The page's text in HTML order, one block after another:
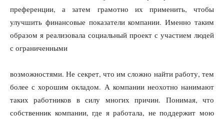
преференции, а затем грамотно их применить, чтобы
улучшить финансовые показатели компании. Именно таким
образом я реализовала социальный проект с участием людей
с ограниченными
возможностями. Не секрет, что им сложно найти работу, тем
более с хорошим окладом. А компании неохотно нанимают
таких работников в силу многих причин. Понимая, что
собственник компании, где я работала, не поддержит мою